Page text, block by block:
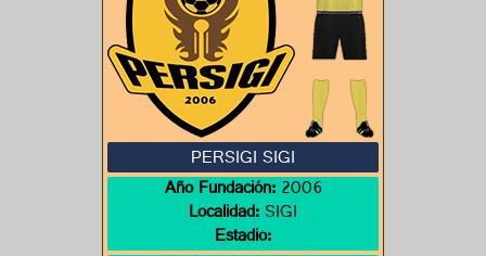
PERSIGI SIGI
Año Fundación:2006
Localidad:SIGI
Estadio: